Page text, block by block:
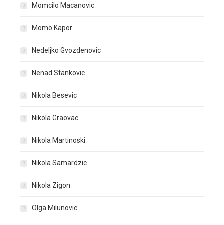
Momcilo Macanovic
Momo Kapor
Nedeljko Gvozdenovic
Nenad Stankovic
Nikola Besevic
Nikola Graovac
Nikola Martinoski
Nikola Samardzic
Nikola Zigon
Olga Milunovic